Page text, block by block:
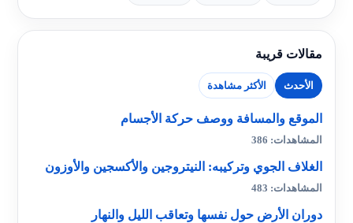
مقالات قريبة
الأحدث الأكثر مشاهدة
الموقع والمسافة ووصف حركة الأجسام
المشاهدات: 386
الغلاف الجوي وتركيبه: النيتروجين والأكسجين والأوزون
المشاهدات: 483
دوران الأرض حول نفسها وتعاقب الليل والنهار